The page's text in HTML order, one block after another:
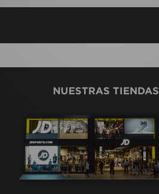
NUESTRAS TIENDAS